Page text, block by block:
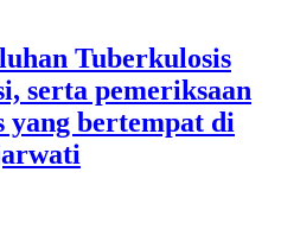
Tuberkulosis
serta pemeriksaan
yang bertempat di